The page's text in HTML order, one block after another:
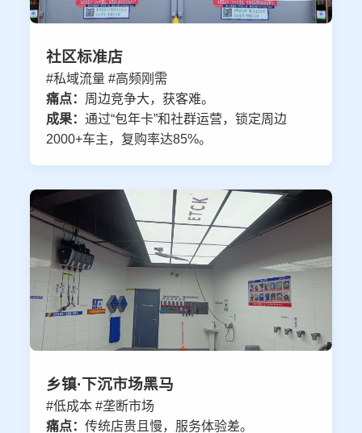
社区标准店
#私域流量 #高频刚需
痛点： 周边竞争大，获客难。
成果：通过“包年卡”和社群运营，锁定周边
2000+车主，复购率达85%。
乡镇·下沉市场黑马
#低成本 #垄断市场
痛点：传统店贵且慢，服务体验差。